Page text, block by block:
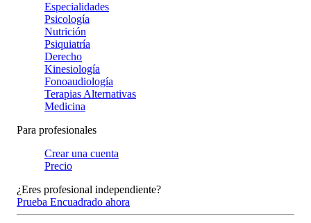
Especialidades
Psicología
Nutrición
Psiquiatría
Derecho
Kinesiología
Fonoaudiología
Terapias Alternativas
Medicina
Para profesionales
Crear una cuenta
Precio
¿Eres profesional independiente?
Prueba Encuadrado ahora